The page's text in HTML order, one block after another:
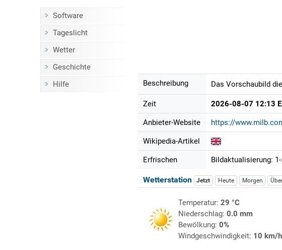
Software
Tageslicht
Wetter
Geschichte
Hilfe
Beschreibung Das Vorschaubild
Zeit 2026-08-07 12:13
Anbieter-Website https://
Wikipedia-Artikel
Erfrischen Bildaktualisierung:
Wetterstation Jetzt Heute Morgen
Temperatur: 29 °C
Niederschlag: 0.0 mm
Bewölkung: 0%
Windgeschwindigkeit: 10 km/h